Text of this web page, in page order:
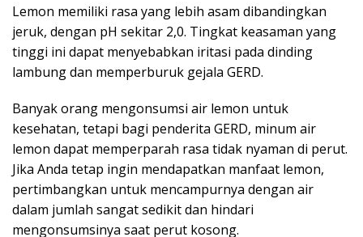
Lemon memiliki rasa yang lebih asam dibandingkan
jeruk, dengan pH sekitar 2,0. Tingkat keasaman yang
tinggi ini dapat menyebabkan iritasi pada dinding
lambung dan memperburuk gejala GERD.
Banyak orang mengonsumsi air lemon untuk
kesehatan, tetapi bagi penderita GERD, minum air
lemon dapat memperparah rasa tidak nyaman di perut.
Jika Anda tetap ingin mendapatkan manfaat lemon,
pertimbangkan untuk mencampurnya dengan air
dalam jumlah sangat sedikit dan hindari
mengonsumsinya saat perut kosong.